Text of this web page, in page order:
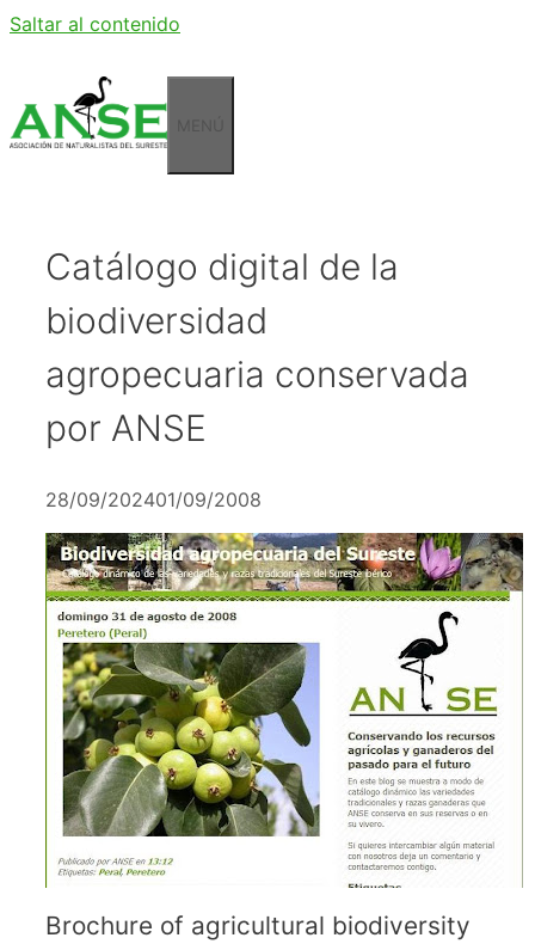
Saltar al contenido
Catálogo digital de la
biodiversidad
agropecuaria conservada
por ANSE
28/09/202401/09/2008
Brochure of agricultural biodiversity